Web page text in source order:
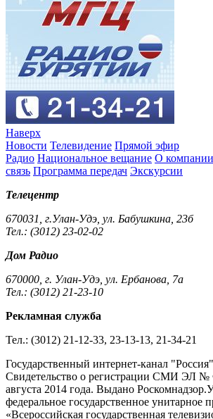
Наверх
Новости Телевидение Прямой эфир
Радио Национальное вещание О компании
связь Программа передач Экскурсии
Телецентр
670031, г.Улан-Удэ, ул. Бабушкина, 23б
Тел.: (3012) 23-02-02
Дом Радио
670000, г. Улан-Удэ, ул. Ербанова, 7а
Тел.: (3012) 21-23-10
Рекламная служба
Тел.: (3012) 21-12-33, 23-13-13, 21-34-21
Государственный интернет-канал
Cвидетельство о регистрации СМИ ЭЛ №
августа 2014 года. Выдано
федеральное государственное унитарное
«Всероссийская государственная